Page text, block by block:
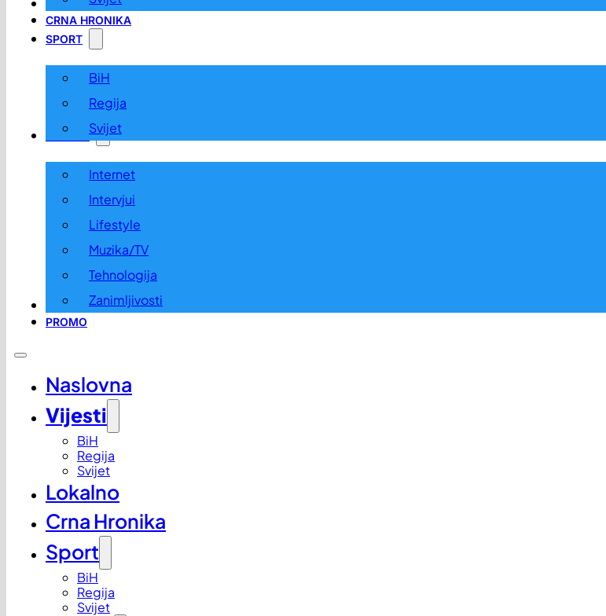
LOKALNO
CRNA HRONIKA
SPORT
BiH
Regija
Svijet
ZABAVA
Internet
Intervjui
Lifestyle
Muzika/TV
Tehnologija
Zanimljivosti
OGLASI I KONKURSI
PROMO
Naslovna
Vijesti
BiH
Regija
Svijet
Lokalno
Crna Hronika
Sport
BiH
Regija
Svijet